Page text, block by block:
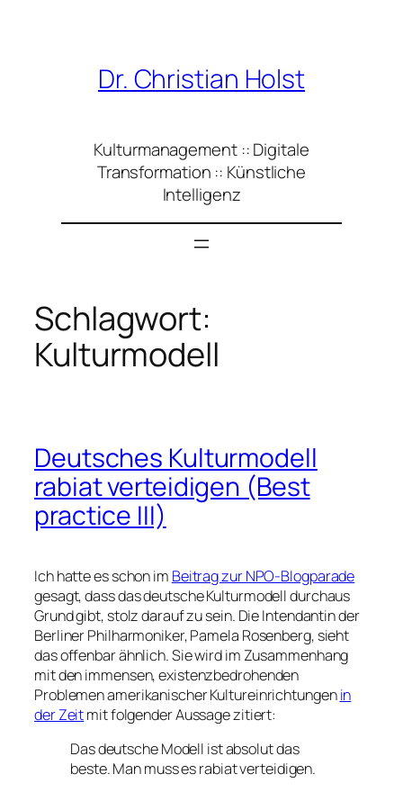
Dr. Christian Holst
Kulturmanagement :: Digitale
Transformation :: Künstliche
Intelligenz
Schlagwort:
Kulturmodell
Deutsches Kulturmodell
rabiat verteidigen (Best
practice III)
Ich hatte es schon im Beitrag zur NPO-Blogparade
gesagt, dass das deutsche Kulturmodell durchaus
Grund gibt, stolz darauf zu sein. Die Intendantin der
Berliner Philharmoniker, Pamela Rosenberg, sieht
das offenbar ähnlich. Sie wird im Zusammenhang
mit den immensen, existenzbedrohenden
Problemen amerikanischer Kultureinrichtungenin
der Zeitmit folgender Aussage zitiert:
Das deutsche Modell ist absolut das
beste. Man muss es rabiat verteidigen.